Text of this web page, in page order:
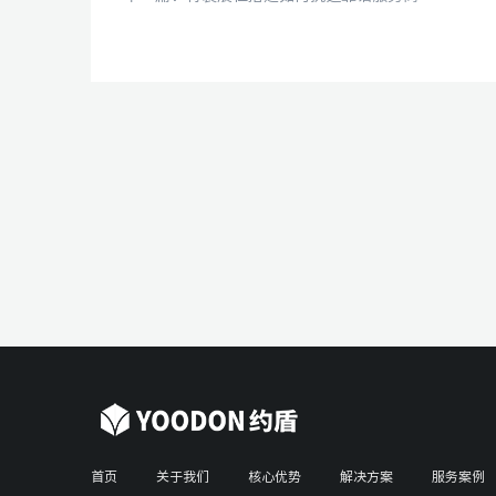
首页 关于我们 核心优势 解决方案 服务案例